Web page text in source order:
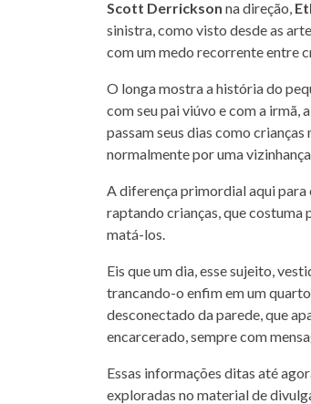
Scott Derrickson na direção,
sinistra, como visto desde as
com um medo recorrente entre
O longa mostra a história do
com seu pai viúvo e com a irmã,
passam seus dias como
normalmente por uma
A diferença primordial aqui para
raptando crianças, que costuma
matá-los.
Eis que um dia, esse sujeito,
trancando-o enfim em um
desconectado da parede, que
encarcerado, sempre com
Essas informações ditas até
exploradas no material de